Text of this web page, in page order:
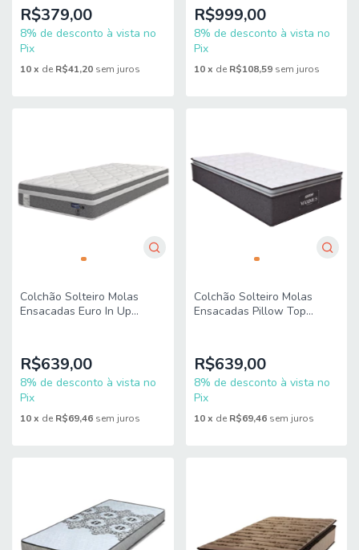
R$379,00
8% de desconto à vista no
Pix
10x de R$41,20 sem juros
R$999,00
8% de desconto à vista no
Pix
10 x de R$108,59 sem juros
Colchão Solteiro Molas
Ensacadas Euro In Up
110kg
R$639,00
8% de desconto à vista no
Pix
10x de R$69,46 sem juros
Colchão Solteiro Molas
Ensacadas Pillow Top
Suporta até 120
R$639,00
8% de desconto à vista no
Pix
10 x de R$69,46 sem juros